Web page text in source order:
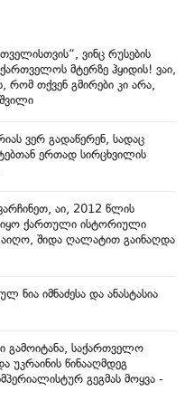
ვინც რუსების
მტერზე ჰყიდის! ვაი,
თქვენ გმირები კი არა,
ვერ გადაწერენ, სადაც
ერთად სირცხვილის
აი, 2012 წლის
იყო ქართული ისტორიული
შიდა ღალატით გაინაღდა
ნია იმნაძესა და ანასტასია
გამოიტანა, საქართველო
უკრაინის წინააღმდეგ
გეგმას მოყვა -